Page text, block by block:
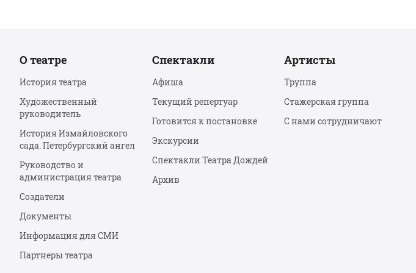
О театре
История театра
Художественный
руководитель
История Измайловского
сада. Петербургский ангел
Руководство и
администрация театра
Создатели
Документы
Информация для СМИ
Партнеры театра
Спектакли
Афиша
Текущий репертуар
Готовится к постановке
Экскурсии
Спектакли Театра Дождей
Архив
Артисты
Труппа
Стажерская группа
С нами сотрудничают